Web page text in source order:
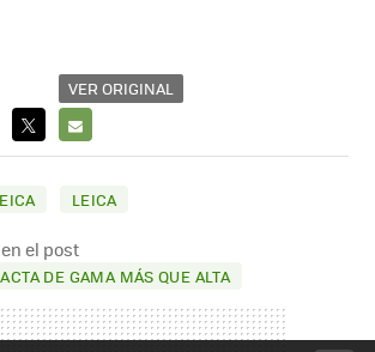
VER ORIGINAL
X
E-
MAIL
LEICA
el post
DE GAMA MÁS QUE ALTA